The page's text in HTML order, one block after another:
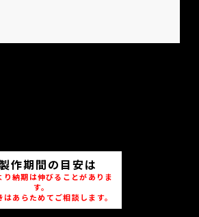
作期間の目安は
り納期は伸びることがありま
す。
はあらためてご相談します。